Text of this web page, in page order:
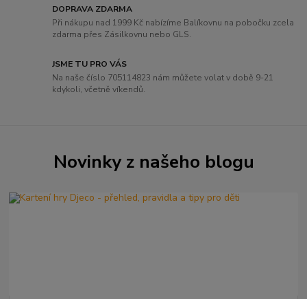
DOPRAVA ZDARMA
Při nákupu nad 1999 Kč nabízíme Balíkovnu na pobočku zcela
zdarma přes Zásilkovnu nebo GLS.
JSME TU PRO VÁS
Na naše číslo 705114823 nám můžete volat v době 9-21
kdykoli, včetně víkendů.
Novinky z našeho blogu